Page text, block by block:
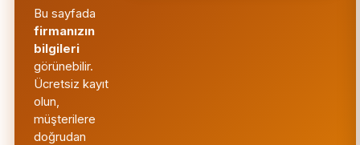
Bu sayfada
firmanızın
bilgileri
görünebilir.
Ücretsiz kayıt
olun,
müşterilere
doğrudan